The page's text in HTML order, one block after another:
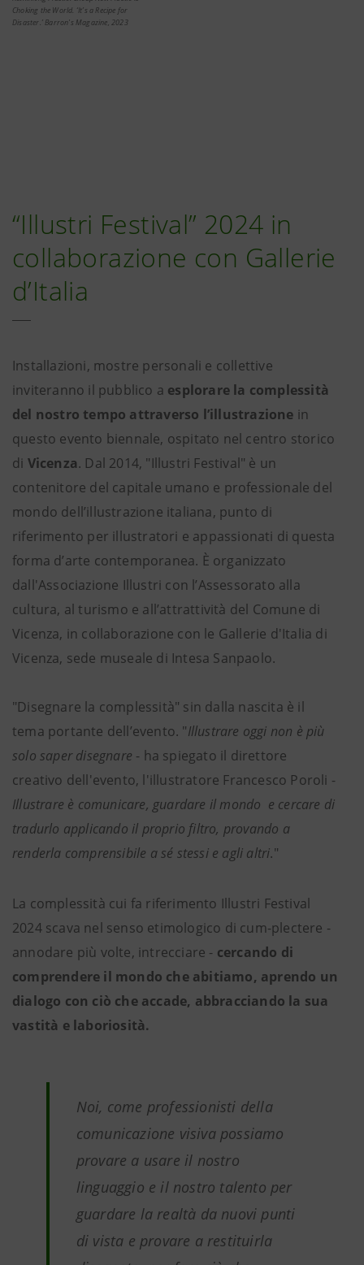
Choking the World. ‘It’s a Recipe for
Disaster.’ Barron's Magazine, 2023
“Illustri Festival” 2024 in
collaborazione con Gallerie
d’Italia
Installazioni, mostre personali e collettive
inviteranno il pubblico a esplorare la complessità
del nostro tempo attraverso l’illustrazione in
questo evento biennale, ospitato nel centro storico
di Vicenza. Dal 2014, "Illustri Festival" è un
contenitore del capitale umano e professionale del
mondo dell’illustrazione italiana, punto di
riferimento per illustratori e appassionati di questa
forma d’arte contemporanea. È organizzato
dall'Associazione Illustri con l’Assessorato alla
cultura, al turismo e all’attrattività del Comune di
Vicenza, in collaborazione con le Gallerie d'Italia di
Vicenza, sede museale di Intesa Sanpaolo.
"Disegnare la complessità" sin dalla nascita è il
tema portante dell’evento. "Illustrare oggi non è più
solo saper disegnare - ha spiegato il direttore
creativo dell'evento, l'illustratore Francesco Poroli -
Illustrare è comunicare, guardare il mondo e cercare di
tradurlo applicando il proprio filtro, provando a
renderla comprensibile a sé stessi e agli altri."
La complessità cui fa riferimento Illustri Festival
2024 scava nel senso etimologico di cum-plectere -
annodare più volte, intrecciare - cercando di
comprendere il mondo che abitiamo, aprendo un
dialogo con ciò che accade, abbracciando la sua
vastità e laboriosità.
Noi, come professionisti della
comunicazione visiva possiamo
provare a usare il nostro
linguaggio e il nostro talento per
guardare la realtà da nuovi punti
di vista e provare a restituirla